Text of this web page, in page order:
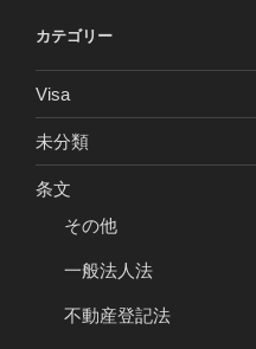
カテゴリー
Visa
未分類
条文
その他
一般法人法
不動産登記法